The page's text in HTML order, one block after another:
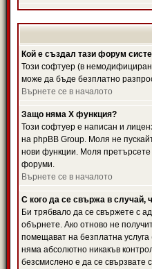
Кой е създал тази форум
Този софтуер (в
може да бъде безплатно
Върнете се в началото
Защо няма X функция?
Този софтуер е написан и
на phpBB Group. Моля не
нови функции. Моля
форуми.
Върнете се в началото
С кого да се свържа в случай,
Би трябвало да се свържете с
обърнете. Ако отново не
помещават на безплатна
няма абсолютно никакъв
безсмислено е да се свързвате